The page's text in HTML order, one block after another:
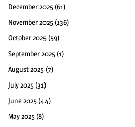
December 2025 (61)
November 2025 (136)
October 2025 (59)
September 2025 (1)
August 2025 (7)
July 2025 (31)
June 2025 (44)
May 2025 (8)